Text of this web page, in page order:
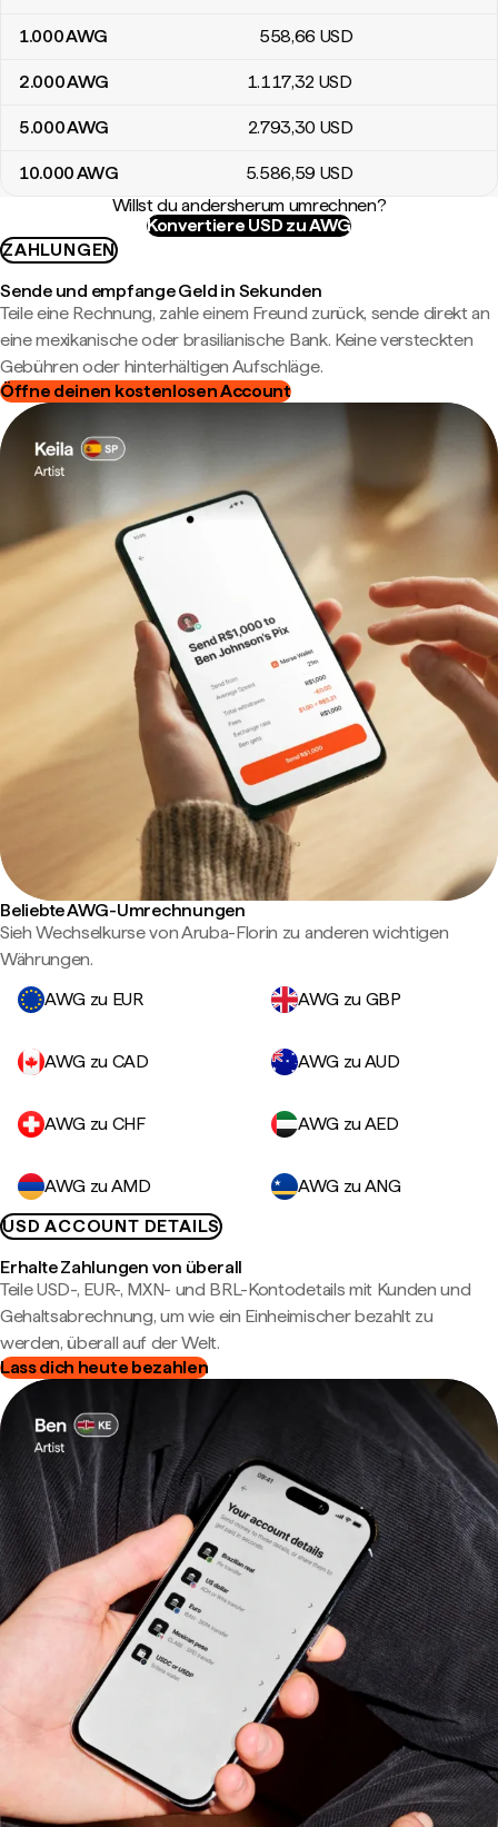
1.000AWG 558,66 USD
2.000AWG 1.117,32 USD
5.000AWG 2.793,30 USD
10.000AWG 5.586,59 USD
Willst du andersherum umrechnen?
Konvertiere USD zu AWG
ZAHLUNGEN
Sende und empfange Geld in Sekunden
Teile eine Rechnung, zahle einem Freund zurück, sende direkt an
eine mexikanische oder brasilianische Bank. Keine versteckten
Gebühren oder hinterhältigen Aufschläge.
Öffne deinen kostenlosen Account
Beliebte AWG-Umrechnungen
Sieh Wechselkurse von Aruba-Florin zu anderen wichtigen
Währungen.
AWG zu EUR
AWG zu GBP
AWG zu CAD AWG zu AUD
AWG zu CHF AWG zu AED
AWG zu AMD
AWG zu ANG
USD ACCOUNT DETAILS
Erhalte Zahlungen von überall
Teile USD-, EUR-, MXN- und BRL-Kontodetails mit Kunden und
Gehaltsabrechnung, um wie ein Einheimischer bezahlt zu
werden, überall auf der Welt.
Lass dich heute bezahlen